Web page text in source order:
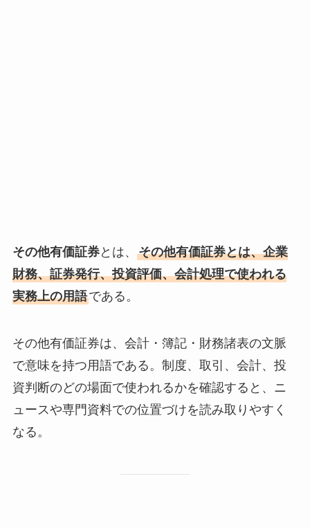
その他有価証券とは、 その他有価証券とは、企業
財務、証券発行、投資評価、会計処理で使われる
実務上の用語である。
その他有価証券は、会計・簿記・財務諸表の文脈
で意味を持つ用語である。制度、取引、会計、投
資判断のどの場面で使われるかを確認すると、ニ
ュースや専門資料での位置づけを読み取りやすく
なる。